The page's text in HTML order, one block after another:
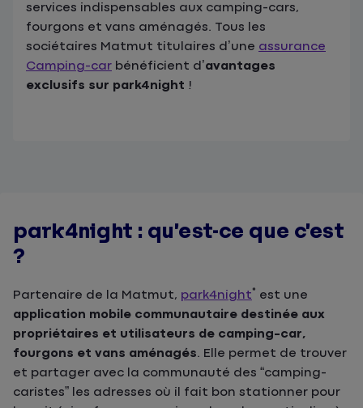
services indispensables aux camping-cars,
fourgons et vans aménagés. Tous les
sociétaires Matmut titulaires d’une assurance
Camping-car bénéficient d’avantages
exclusifs sur park4night !
park4night : qu’est-ce que c’est
?
Partenaire de la Matmut, park4night* est une
application mobile communautaire destinée aux
propriétaires et utilisateurs de camping-car,
fourgons et vans aménagés. Elle permet de trouver
et partager avec la communauté des “camping-
caristes” les adresses où il fait bon stationner pour